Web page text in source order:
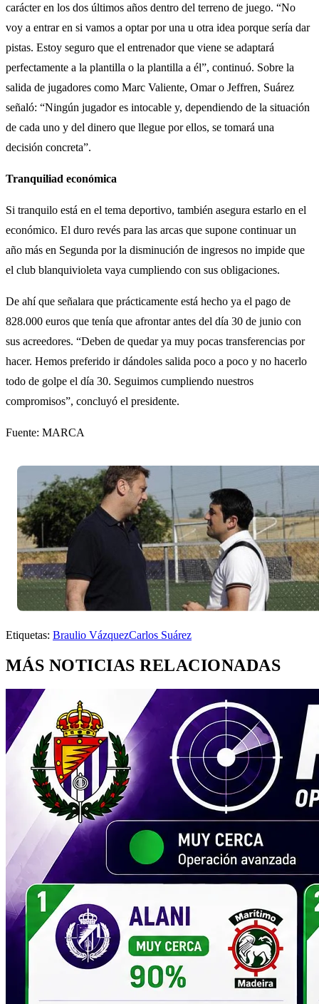
carácter en los dos últimos años dentro del terreno de juego. “No
voy a entrar en si vamos a optar por una u otra idea porque sería dar
pistas. Estoy seguro que el entrenador que viene se adaptará
perfectamente a la plantilla o la plantilla a él”, continuó. Sobre la
salida de jugadores como Marc Valiente, Omar o Jeffren, Suárez
señaló: “Ningún jugador es intocable y, dependiendo de la situación
de cada uno y del dinero que llegue por ellos, se tomará una
decisión concreta”.
Tranquiliad económica
Si tranquilo está en el tema deportivo, también asegura estarlo en el
económico. El duro revés para las arcas que supone continuar un
año más en Segunda por la disminución de ingresos no impide que
el club blanquivioleta vaya cumpliendo con sus obligaciones.
De ahí que señalara que prácticamente está hecho ya el pago de
828.000 euros que tenía que afrontar antes del día 30 de junio con
sus acreedores. “Deben de quedar ya muy pocas transferencias por
hacer. Hemos preferido ir dándoles salida poco a poco y no hacerlo
todo de golpe el día 30. Seguimos cumpliendo nuestros
compromisos”, concluyó el presidente.
Fuente: MARCA
Etiquetas: Braulio VázquezCarlos Suárez
MÁS NOTICIAS RELACIONADAS